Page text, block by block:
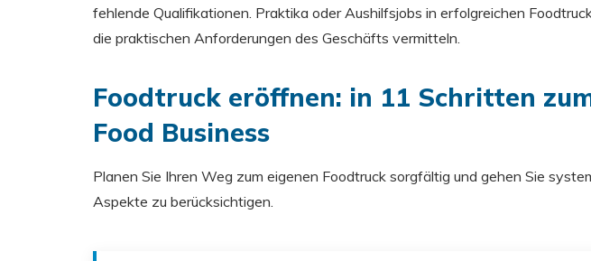
fehlende Qualifikationen. Praktika oder Aushilfsjobs in erfolgreichen
die praktischen Anforderungen des Geschäfts vermitteln.
Foodtruck eröffnen: in 11 Schritten
Food Business
Planen Sie Ihren Weg zum eigenen Foodtruck sorgfältig und gehen Sie
Aspekte zu berücksichtigen.